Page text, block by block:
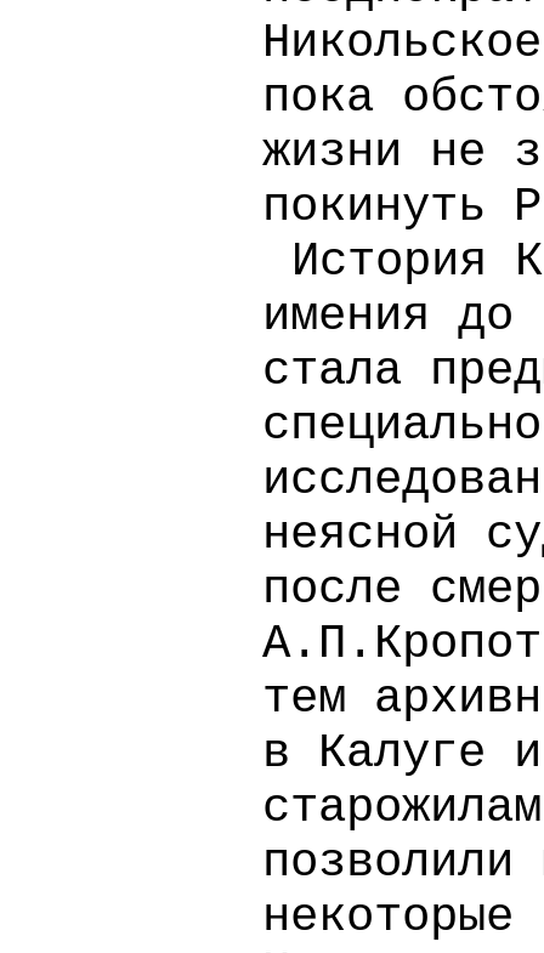
пока
жизни не
покинуть
История
имения
стала
неясной
после
тем
в Калуге
позволили
некоторые